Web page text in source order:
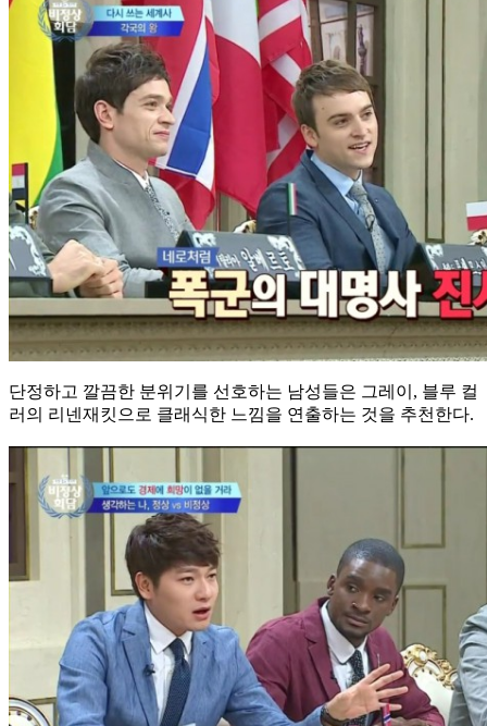
단정하고 깔끔한 분위기를 선호하는 남성들은 그레이, 블루 컬
러의 리넨재킷으로 클래식한 느낌을 연출하는 것을 추천한다.